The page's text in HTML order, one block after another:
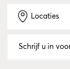
Locaties